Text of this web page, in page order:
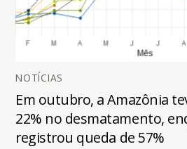
NOTÍCIAS
Em outubro, a Amazônia
22% no desmatamento,
registrou queda de 57%